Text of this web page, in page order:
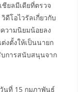
ยลมีเดียที่ตรวจ
ดีโอไวรัลเกี่ยวกับ
วามนิยมน้อยลง
งตั้งให้เป็นนายก
บการสนับสนุนจาก
นที่ 15 กุมภาพันธ์